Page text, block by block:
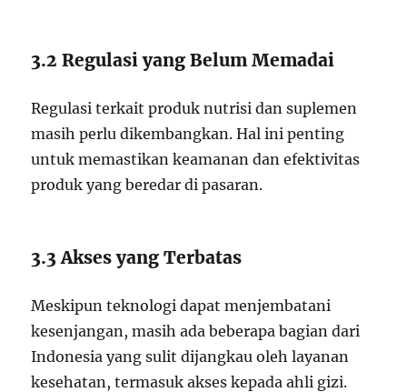
3.2 Regulasi yang Belum Memadai
Regulasi terkait produk nutrisi dan suplemen
masih perlu dikembangkan. Hal ini penting
untuk memastikan keamanan dan efektivitas
produk yang beredar di pasaran.
3.3 Akses yang Terbatas
Meskipun teknologi dapat menjembatani
kesenjangan, masih ada beberapa bagian dari
Indonesia yang sulit dijangkau oleh layanan
kesehatan, termasuk akses kepada ahli gizi.